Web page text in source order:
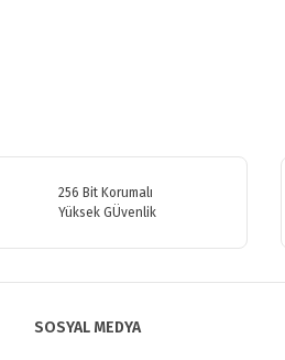
256 Bit Korumalı
Yüksek GÜvenlik
SOSYAL MEDYA